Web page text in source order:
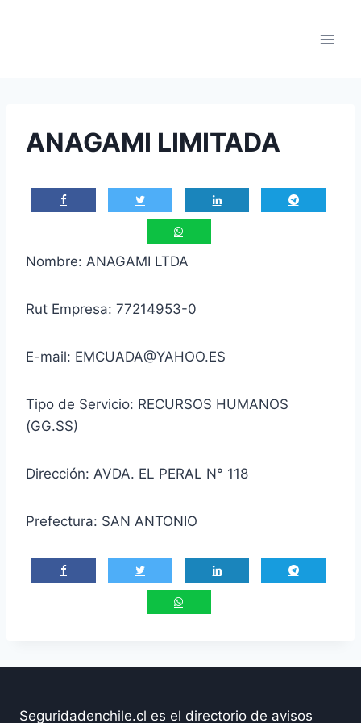
ANAGAMI LIMITADA
Nombre: ANAGAMI LTDA
Rut Empresa: 77214953-0
E-mail: EMCUADA@YAHOO.ES
Tipo de Servicio: RECURSOS HUMANOS
(GG.SS)
Dirección: AVDA. EL PERAL N° 118
Prefectura: SAN ANTONIO
Seguridadenchile.cl es el directorio de avisos